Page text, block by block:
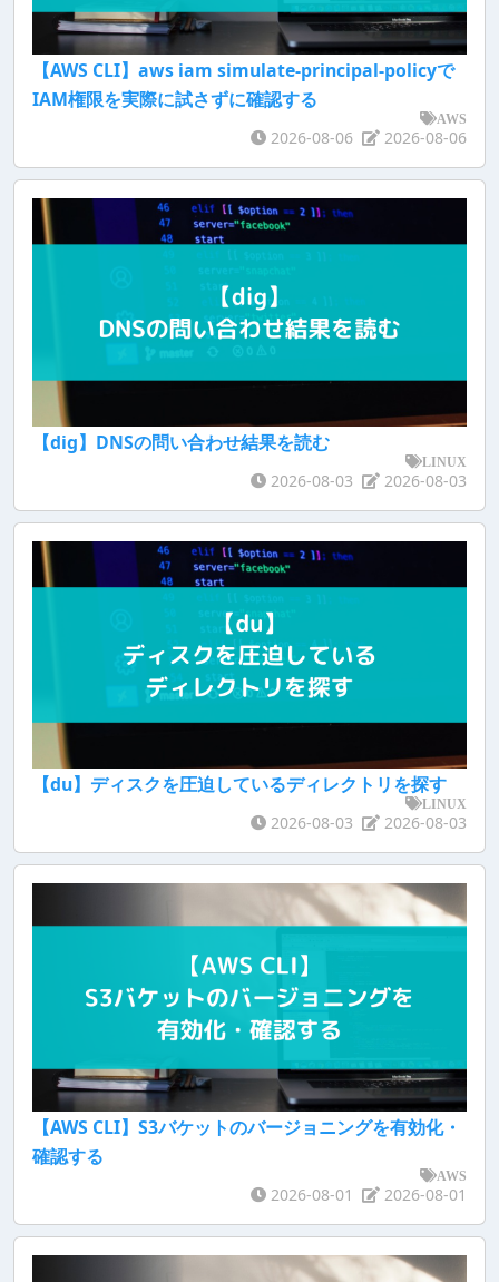
【AWS CLI】aws iam simulate-principal-policyで
IAM権限を実際に試さずに確認する
AWS
2026-08-06 2026-08-06
【dig】DNSの問い合わせ結果を読む
LINUX
2026-08-03 2026-08-03
【du】ディスクを圧迫しているディレクトリを探す
LINUX
2026-08-03 2026-08-03
【AWS CLI】S3バケットのバージョニングを有効化・
確認する
AWS
2026-08-01 2026-08-01